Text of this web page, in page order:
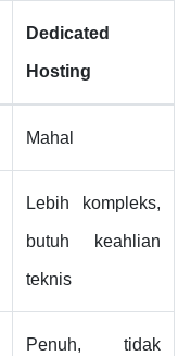
Dedicated
Hosting
Mahal
Lebih kompleks,
butuh keahlian
teknis
Penuh, tidak